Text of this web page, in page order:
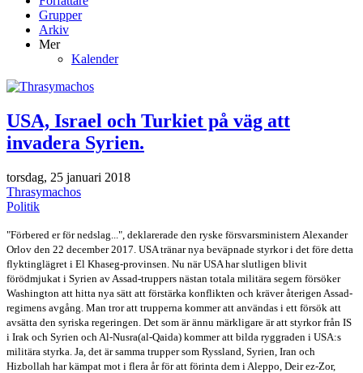
Grupper
Arkiv
Mer
Kalender
USA, Israel och Turkiet på väg att
invadera Syrien.
torsdag, 25 januari 2018
Thrasymachos
Politik
"Förbered er för nedslag...", deklarerade den ryske försvarsministern Alexander
Orlov den 22 december 2017. USA tränar nya beväpnade styrkor i det före detta
flyktinglägret i El Khaseg-provinsen. Nu när USA har slutligen blivit
förödmjukat i Syrien av Assad-truppers nästan totala militära segern försöker
Washington att hitta nya sätt att förstärka konflikten och kräver återigen Assad-
regimens avgång. Man tror att trupperna kommer att användas i ett försök att
avsätta den syriska regeringen. Det som är ännu märkligare är att styrkor från IS
i Irak och Syrien och Al-Nusra(al-Qaida) kommer att bilda ryggraden i USA:s
militära styrka. Ja, det är samma trupper som Ryssland, Syrien, Iran och
Hizbollah har kämpat mot i flera år för att förinta dem i Aleppo, Deir ez-Zor,